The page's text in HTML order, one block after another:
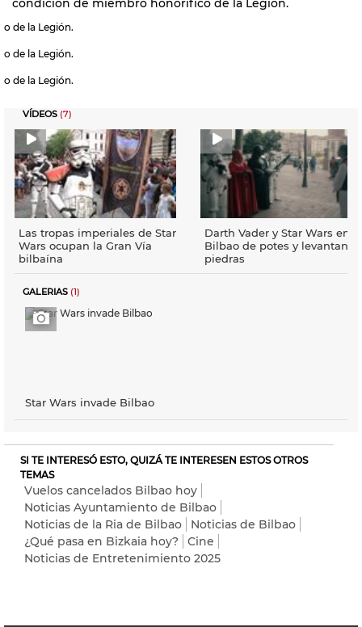
o de la Legión.
o de la Legión.
o de la Legión.
VÍDEOS (7)
Las tropas imperiales de Star
Wars ocupan la Gran Vía
bilbaína
Darth Vader y Star Wars en
Bilbao de potes y levantando
piedras
GALERIAS (1)
Star Wars invade Bilbao
SI TE INTERESÓ ESTO, QUIZÁ TE INTERESEN ESTOS OTROS
TEMAS
Vuelos cancelados Bilbao hoy
Noticias Ayuntamiento de Bilbao
Noticias de la Ria de Bilbao
Noticias de Bilbao
¿Qué pasa en Bizkaia hoy?
Cine
Noticias de Entretenimiento 2025